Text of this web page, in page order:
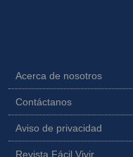
Acerca de nosotros
Contáctanos
Aviso de privacidad
Revista Fácil Vivir